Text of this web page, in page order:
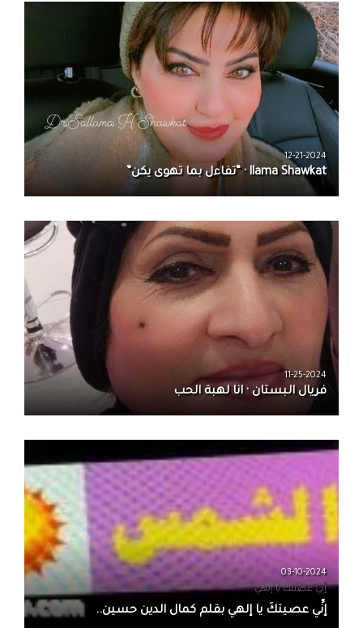
12-21-2024
llama Shawkat · “تفاءل بما تهوى يكن”
11-25-2024
فريال البستان · انا لهبة الحب
03-10-2024
إنِّي عصيتكَ يا إلهي
إنِّي عصيتكَ يا إلهي بقلم كمال الدين حسين..